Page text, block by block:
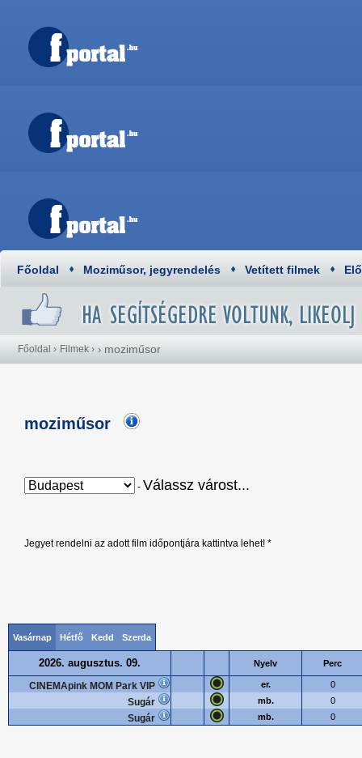
Főoldal Moziműsor, jegyrendelés Vetített filmek
Főoldal › Filmek › › moziműsor
moziműsor
- Válassz várost...
Jegyet rendelni az adott film időpontjára kattintva lehet! *
Vasárnap Hétfő Kedd Szerda
2026. augusztus. 09. Nyelv Perc
CINEMApink MOM Park VIP er. 0
Sugár mb. 0
Sugár mb. 0